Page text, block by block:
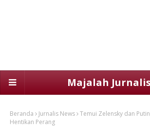
Majalah Jurnalis
Beranda Jurnalis News Temui Zelensky dan
Hentikan Perang